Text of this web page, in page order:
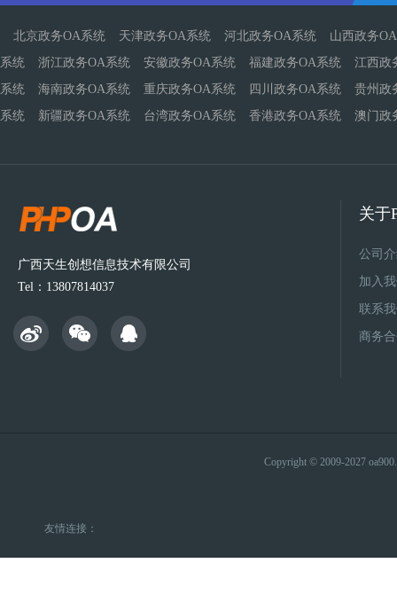
北京政务OA系统 天津政务OA系统 河北政务OA系统
山西政务
系统
浙江政务OA系统 安徽政务OA系统 福建政务OA系统
江西政
系统
海南政务OA系统 重庆政务OA系统 四川政务OA系统
贵州政
系统
新疆政务OA系统 台湾政务OA系统 香港政务OA系统 澳门政
广西天生创想信息技术有限公司
Tel：13807814037
关于
公司
加入
联系
商务
Copyright © 2009-2027
友情连接：